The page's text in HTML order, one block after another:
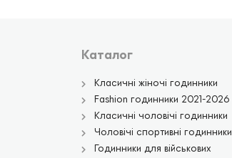
Каталог
Класичні жіночі годинники
Fashion годинники 2021-2026
Класичні чоловічі годинники
Чоловічі спортивні годинники
Годинники для військових